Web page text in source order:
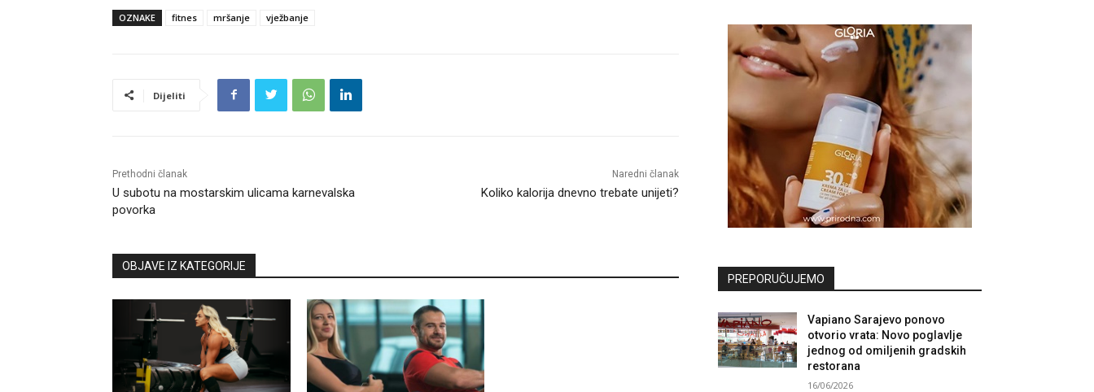
OZNAKE fitnes mršanje vježbanje
Dijeliti
Prethodni članak
U subotu na mostarskim ulicama karnevalska
povorka
Naredni članak
Koliko kalorija dnevno trebate unijeti?
OBJAVE IZ KATEGORIJE
PREPORUČUJEMO
Vapiano Sarajevo ponovo
otvorio vrata: Novo poglavlje
jednog od omiljenih gradskih
restorana
16/06/2026